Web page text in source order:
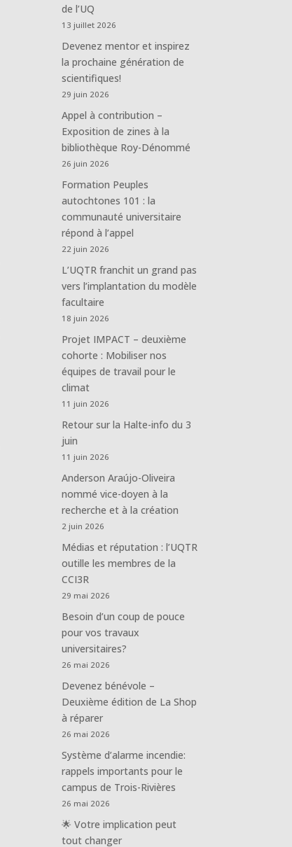
de l’UQ
13 juillet 2026
Devenez mentor et inspirez
la prochaine génération de
scientifiques!
29 juin 2026
Appel à contribution –
Exposition de zines à la
bibliothèque Roy-Dénommé
26 juin 2026
Formation Peuples
autochtones 101 : la
communauté universitaire
répond à l’appel
22 juin 2026
L’UQTR franchit un grand pas
vers l’implantation du modèle
facultaire
18 juin 2026
Projet IMPACT – deuxième
cohorte : Mobiliser nos
équipes de travail pour le
climat
11 juin 2026
Retour sur la Halte-info du 3
juin
11 juin 2026
Anderson Araújo-Oliveira
nommé vice-doyen à la
recherche et à la création
2 juin 2026
Médias et réputation : l’UQTR
outille les membres de la
CCI3R
29 mai 2026
Besoin d’un coup de pouce
pour vos travaux
universitaires?
26 mai 2026
Devenez bénévole –
Deuxième édition de La Shop
à réparer
26 mai 2026
Système d’alarme incendie:
rappels importants pour le
campus de Trois-Rivières
26 mai 2026
🌟 Votre implication peut
tout changer